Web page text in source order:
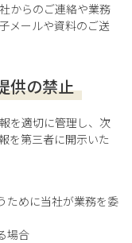
からのご連絡や業務
メールや資料のご送
供の禁止
を適切に管理し、次
を第三者に開示いた
ために当社が業務を委
場合